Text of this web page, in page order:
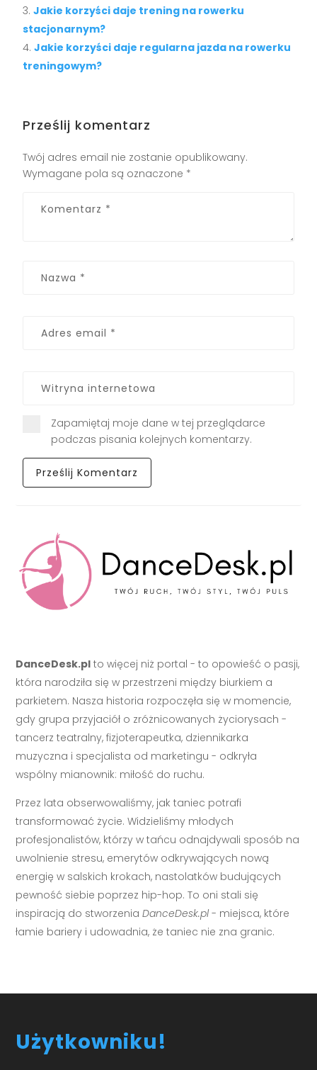
Jakie korzyści daje trening na rowerku
stacjonarnym?
Jakie korzyści daje regularna jazda na rowerku
treningowym?
Prześlij komentarz
Twój adres email nie zostanie opublikowany.
Wymagane pola są oznaczone *
Zapamiętaj moje dane w tej przeglądarce
podczas pisania kolejnych komentarzy.
DanceDesk.pl to więcej niż portal - to opowieść o pasji,
która narodziła się w przestrzeni między biurkiem a
parkietem. Nasza historia rozpoczęła się w momencie,
gdy grupa przyjaciół o zróżnicowanych życiorysach -
tancerz teatralny, fizjoterapeutka, dziennikarka
muzyczna i specjalista od marketingu - odkryła
wspólny mianownik: miłość do ruchu.
Przez lata obserwowaliśmy, jak taniec potrafi
transformować życie. Widzieliśmy młodych
profesjonalistów, którzy w tańcu odnajdywali sposób na
uwolnienie stresu, emerytów odkrywających nową
energię w salskich krokach, nastolatków budujących
pewność siebie poprzez hip-hop. To oni stali się
inspiracją do stworzeniaDanceDesk.pl - miejsca, które
łamie bariery i udowadnia, że taniec nie zna granic.
Użytkowniku!